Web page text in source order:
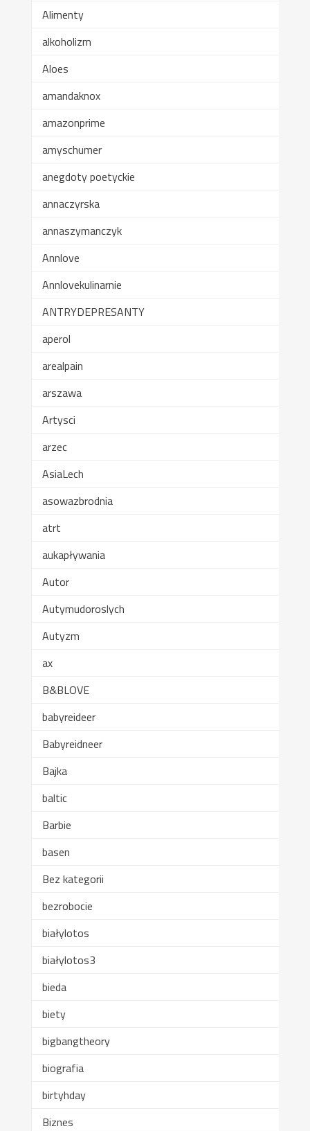
Alimenty
alkoholizm
Aloes
amandaknox
amazonprime
amyschumer
anegdoty poetyckie
annaczyrska
annaszymanczyk
Annlove
Annlovekulinarnie
ANTRYDEPRESANTY
aperol
arealpain
arszawa
Artysci
arzec
AsiaLech
asowazbrodnia
atrt
aukapływania
Autor
Autymudoroslych
Autyzm
ax
B&BLOVE
babyreideer
Babyreidneer
Bajka
baltic
Barbie
basen
Bez kategorii
bezrobocie
białylotos
białylotos3
bieda
biety
bigbangtheory
biografia
birtyhday
Biznes